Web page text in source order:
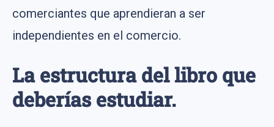
comerciantes que aprendieran a ser
independientes en el comercio.
La estructura del libro que
deberías estudiar.